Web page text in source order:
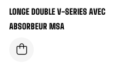
LONGE DOUBLE V-SERIES AVEC
ABSORBEUR MSA